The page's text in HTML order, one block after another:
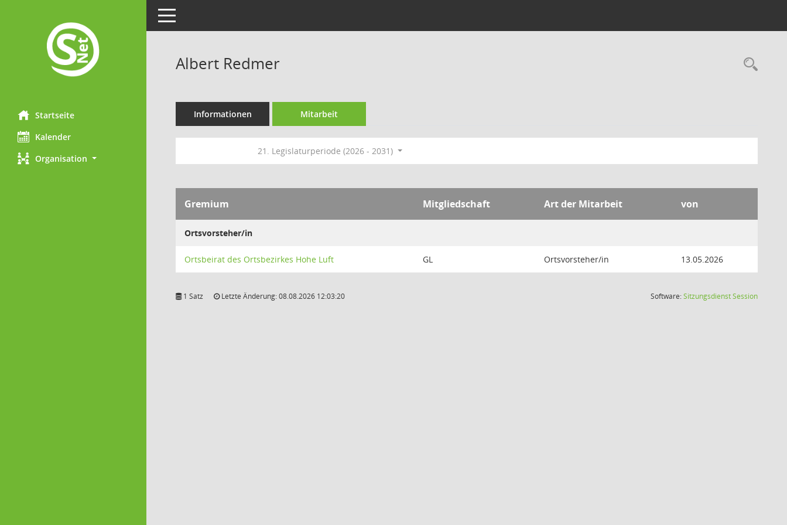
Startseite
Kalender
Organisation
Toggle navigation
Albert Redmer
Informationen Mitarbeit
21. Legislaturperiode (2026 - 2031)
Gremium Mitgliedschaft Art der Mitarbeit von
Ortsvorsteher/in
Ortsbeirat des Ortsbezirkes Hohe Luft GL Ortsvorsteher/in 13.05.2026
1 Satz Letzte Änderung: 08.08.2026 12:03:20 Software:SitzungsdienstSession(Wird in